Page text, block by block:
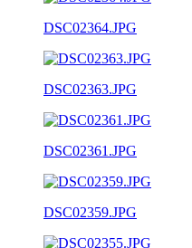
DSC02364.JPG
DSC02363.JPG
DSC02361.JPG
DSC02359.JPG